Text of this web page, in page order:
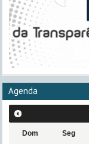
Agenda
Dom Seg